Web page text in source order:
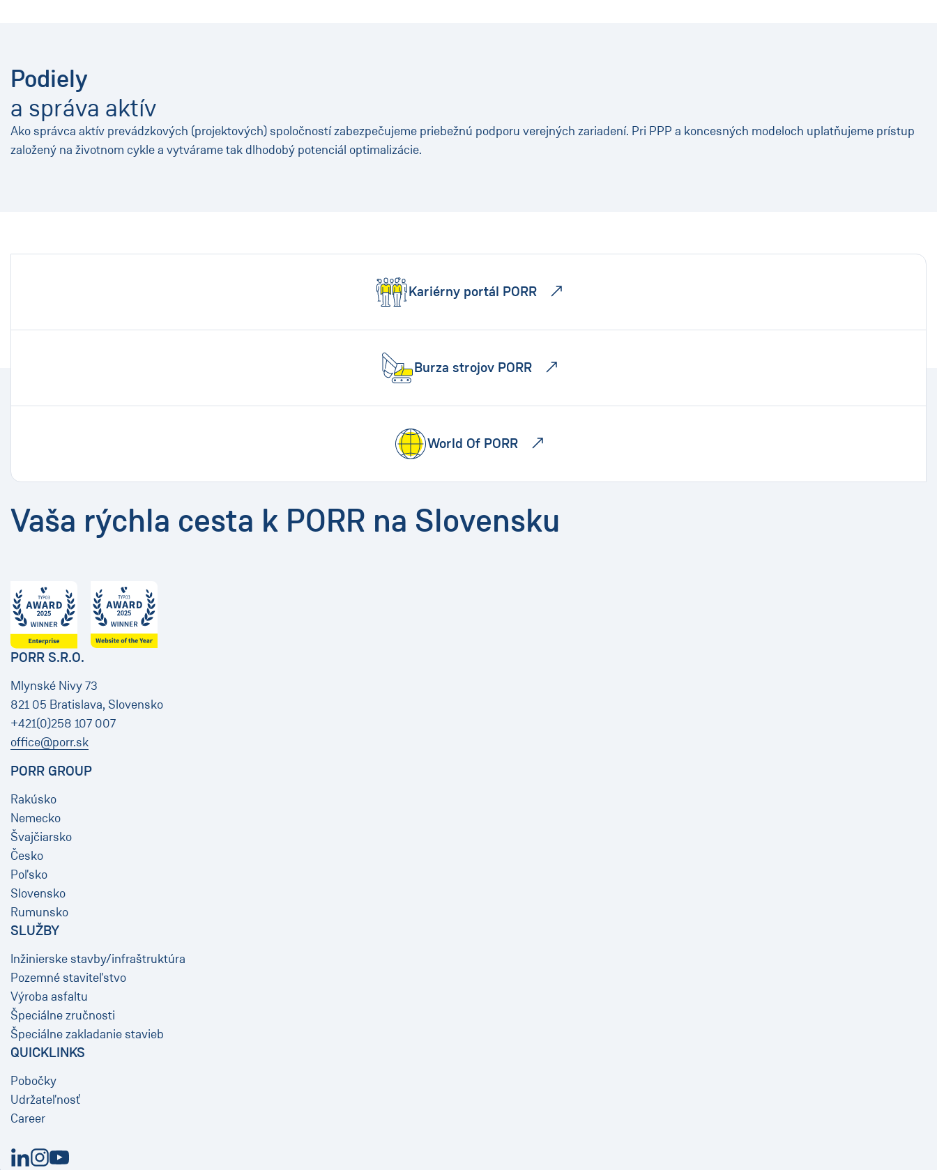
Podiely
a správa aktív
Ako správca aktív prevádzkových (projektových) spoločností zabezpečujeme priebežnú podporu verejných zariadení. Pri PPP a koncesných modeloch uplatňujeme prístup
založený na životnom cykle a vytvárame tak dlhodobý potenciál optimalizácie.
Kariérny portál PORR
Burza strojov PORR
World Of PORR
Vaša rýchla cesta k PORR na Slovensku
PORR S.R.O.
Mlynské Nivy 73
821 05 Bratislava, Slovensko
+421(0)258 107 007
office@porr.sk
PORR GROUP
Rakúsko
Nemecko
Švajčiarsko
Česko
Poľsko
Slovensko
Rumunsko
SLUŽBY
Inžinierske stavby/infraštruktúra
Pozemné staviteľstvo
Výroba asfaltu
Špeciálne zručnosti
Špeciálne zakladanie stavieb
QUICKLINKS
Pobočky
Udržateľnosť
Career
Nové okno
Nové okno
Nové okno